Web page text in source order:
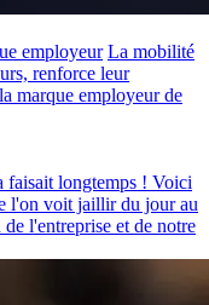
employeur La mobilité
renforce leur
marque employeur de
faisait longtemps ! Voici
l'on voit jaillir du jour au
l'entreprise et de notre